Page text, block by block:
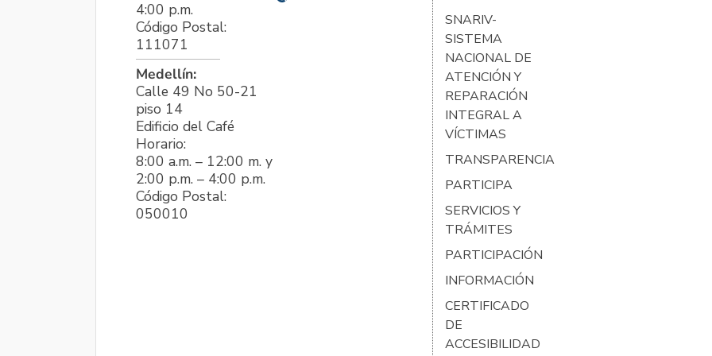
4:00 p.m.
Código Postal:
111071
Medellín:
Calle 49 No 50-21
piso 14
Edificio del Café
Horario:
8:00 a.m. – 12:00 m. y
2:00 p.m. – 4:00 p.m.
Código Postal:
050010
SNARIV-
SISTEMA
NACIONAL DE
ATENCIÓN Y
REPARACIÓN
INTEGRAL A
VÍCTIMAS
TRANSPARENCIA
PARTICIPA
SERVICIOS Y
TRÁMITES
PARTICIPACIÓN
INFORMACIÓN
CERTIFICADO
DE
ACCESIBILIDAD